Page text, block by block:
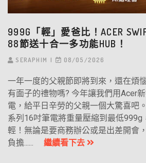
999G「輕」愛爸比！ACER
88節送十合一多功能HUB！
SERAPHIM 08/05/2026
一年一度的父親節即將到來，還在煩
有面子的禮物嗎? 今年讓我們用Acer
電，給平日辛勞的父親一個大驚喜吧
系列16吋筆電將重量壓縮到最低999g
輕！無論是要商務辦公或是出差開會
負擔...... 繼續看下去